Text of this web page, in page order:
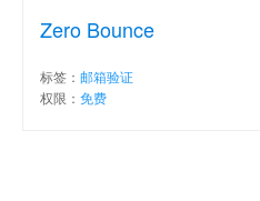
Zero Bounce
标签： 邮箱验证
权限： 免费